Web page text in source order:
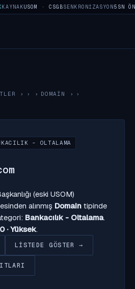
KAYNAKUSOM · CSGBSENKRONIZASYON5SN
› DOMAIN
›
- OLTALAMA
(eski USOM)
alınmış Domain tipinde
Bankacılık - Oltalama.
· Yüksek.
LISTEDE GÖSTER →